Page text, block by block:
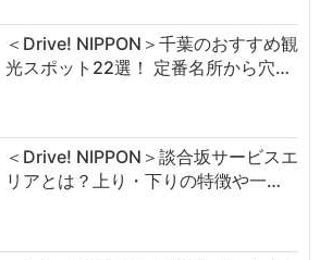
＜Drive! NIPPON＞千葉のおすすめ観
光スポット22選！ 定番名所から穴…
＜Drive! NIPPON＞談合坂サービスエ
リアとは？上り・下りの特徴や一…